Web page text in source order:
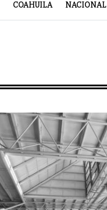
COAHUILA NACIONAL